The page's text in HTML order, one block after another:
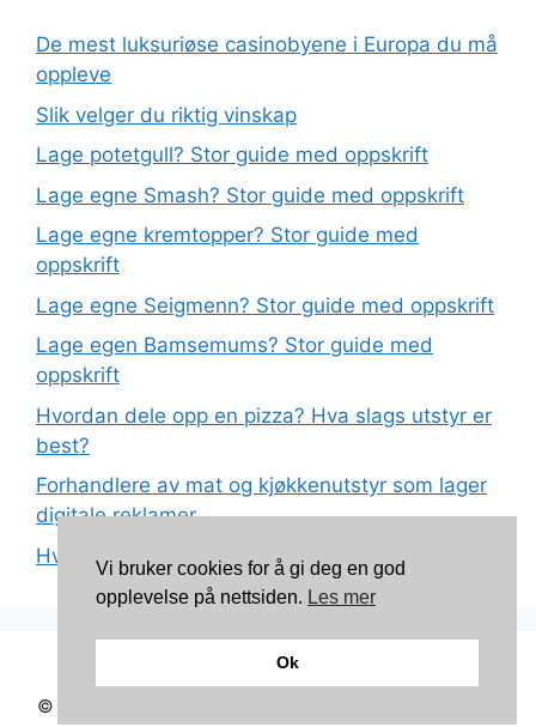
De mest luksuriøse casinobyene i Europa du må
oppleve
Slik velger du riktig vinskap
Lage potetgull? Stor guide med oppskrift
Lage egne Smash? Stor guide med oppskrift
Lage egne kremtopper? Stor guide med
oppskrift
Lage egne Seigmenn? Stor guide med oppskrift
Lage egen Bamsemums? Stor guide med
oppskrift
Hvordan dele opp en pizza? Hva slags utstyr er
best?
Forhandlere av mat og kjøkkenutstyr som lager
digitale reklamer
Hva betyr det at plast har matkvalitet?
Kontakt: torunnbeategjerven@gmail.com
© 2026 Mine oppskrifter
Vi bruker cookies for å gi deg en god
opplevelse på nettsiden. Les mer
Ok